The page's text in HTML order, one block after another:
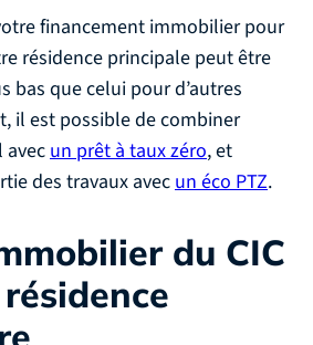
financement immobilier pour
résidence principale peut être
bas que celui pour d’autres
il est possible de combiner
un prêt à taux zéro, et
des travaux avecun éco PTZ.
du CIC